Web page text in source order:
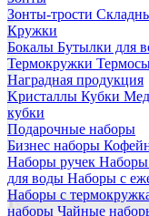
Зонты-трости
Кружки
Бокалы Бутылки для
Термокружки
Наградная продукция
Kристаллы Кубки
кубки
Подарочные наборы
Бизнес наборы
Наборы ручек Наборы
для воды Наборы с
Наборы с
наборы Чайные